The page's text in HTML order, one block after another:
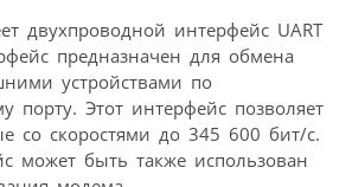
двухпроводной интерфейс UART
предназначен для обмена
устройствами по
порту. Этот интерфейс позволяет
со скоростями до 345 600 бит/с.
может быть также использован